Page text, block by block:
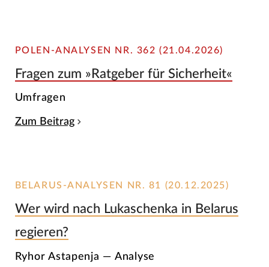
POLEN-ANALYSEN NR. 362 (21.04.2026)
Fragen zum »Ratgeber für Sicherheit«
Umfragen
Zum Beitrag
BELARUS-ANALYSEN NR. 81 (20.12.2025)
Wer wird nach Lukaschenka in Belarus
regieren?
Ryhor Astapenja — Analyse